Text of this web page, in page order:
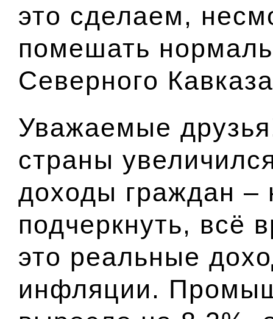
это сделаем,
помешать
Северного
Уважаемые
страны
доходы граждан –
подчеркнуть, всё
это реальные
инфляции.